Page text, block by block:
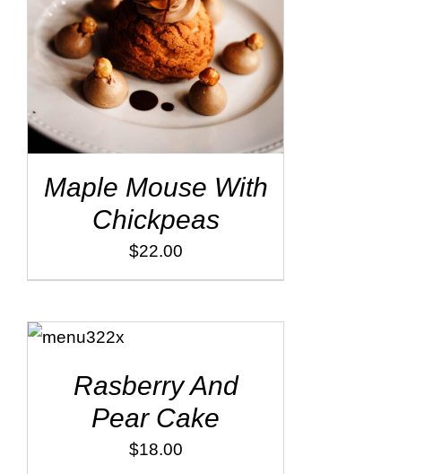
ADD TO CART / DÉTAILS
Maple Mouse With
Chickpeas
$22.00
ADD TO
CART
/
Rasberry And
Pear Cake
$18.00